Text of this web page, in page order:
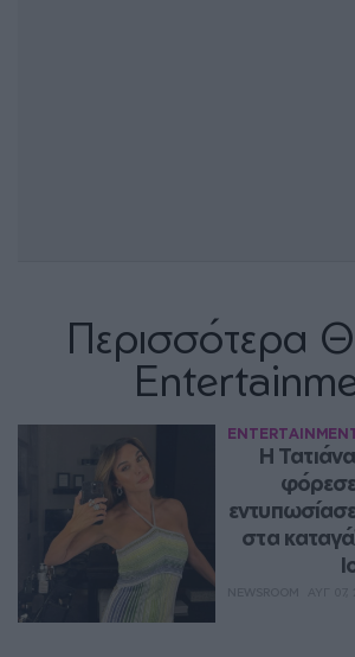
Περισσότερα
Η
φόρεσε
στα